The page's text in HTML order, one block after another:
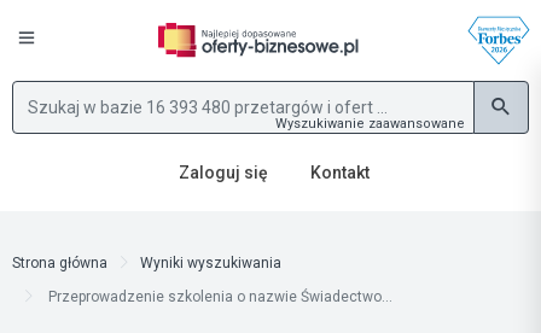
Wyszukiwanie zaawansowane
Zaloguj się Kontakt
Strona główna
Wyniki wyszukiwania
Przeprowadzenie szkolenia o nazwie Świadectwo...